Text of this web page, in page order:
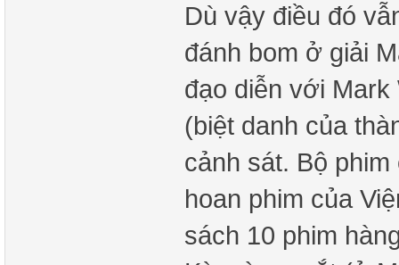
Dù vậy điều đó
đánh bom ở giải
đạo diễn với
(biệt danh của
cảnh sát. Bộ
hoan phim của
sách 10 phim